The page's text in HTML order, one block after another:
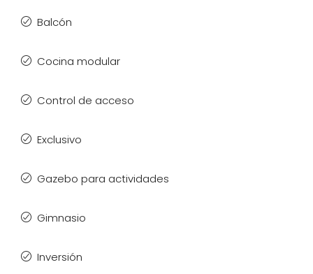
Balcón
Cocina modular
Control de acceso
Exclusivo
Gazebo para actividades
Gimnasio
Inversión